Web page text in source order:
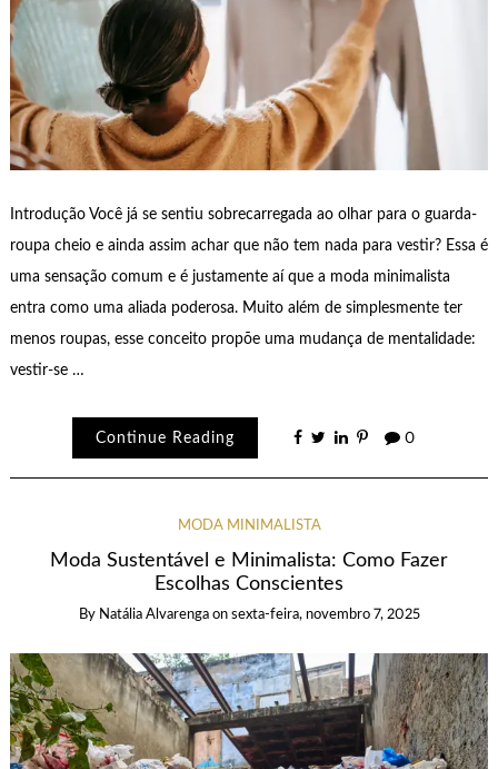
Introdução Você já se sentiu sobrecarregada ao olhar para o guarda-
roupa cheio e ainda assim achar que não tem nada para vestir? Essa é
uma sensação comum e é justamente aí que a moda minimalista
entra como uma aliada poderosa. Muito além de simplesmente ter
menos roupas, esse conceito propõe uma mudança de mentalidade:
vestir-se …
Continue Reading 0
MODA MINIMALISTA
Moda Sustentável e Minimalista: Como Fazer
Escolhas Conscientes
By Natália Alvarenga on sexta-feira, novembro 7, 2025